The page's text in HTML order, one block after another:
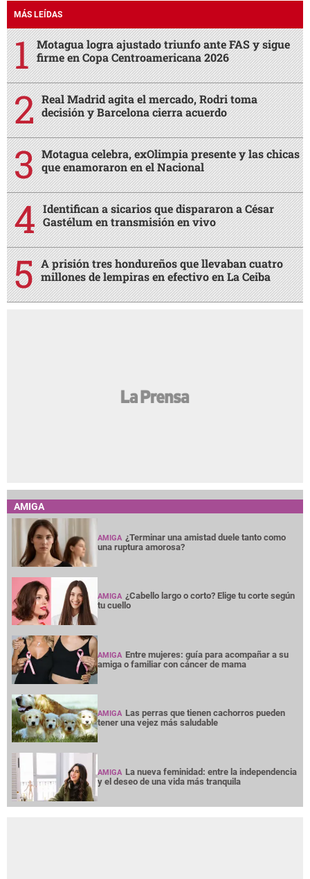
MÁS LEÍDAS
Motagua logra ajustado triunfo ante FAS y sigue
firme en Copa Centroamericana 2026
Real Madrid agita el mercado, Rodri toma
decisión y Barcelona cierra acuerdo
Motagua celebra, exOlimpia presente y las chicas
que enamoraron en el Nacional
Identifican a sicarios que dispararon a César
Gastélum en transmisión en vivo
A prisión tres hondureños que llevaban cuatro
millones de lempiras en efectivo en La Ceiba
AMIGA
AMIGA ¿Terminar una amistad duele tanto como
una ruptura amorosa?
AMIGA ¿Cabello largo o corto? Elige tu corte según
tu cuello
AMIGA Entre mujeres: guía para acompañar a su
amiga o familiar con cáncer de mama
AMIGA Las perras que tienen cachorros pueden
tener una vejez más saludable
AMIGA La nueva feminidad: entre la independencia
y el deseo de una vida más tranquila